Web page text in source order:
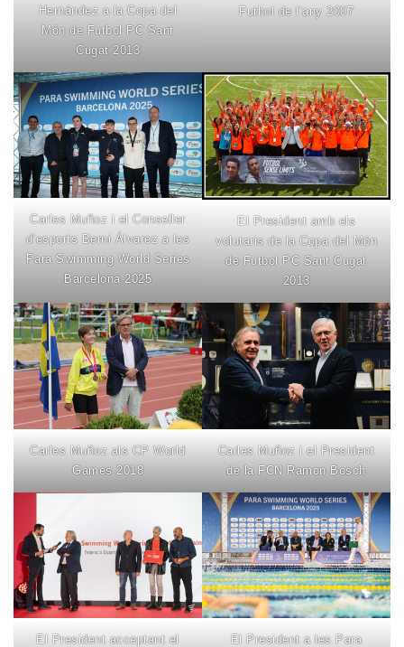
Hernández a la Copa del
Món de Futbol PC Sant
Cugat 2013
Futbol de l’any 2007
Carles Muñoz i el Conseller
d’esports Berni Álvarez a les
Para Swimming World Series
Barcelona 2025
El President amb els
volutaris de la Copa del Món
de Futbol PC Sant Cugat
2013
Carles Muñoz als CP World
Games 2018
Carles Muñoz i el President
de la FCN Ramon Bosch
El President acceptant el El President a les Para